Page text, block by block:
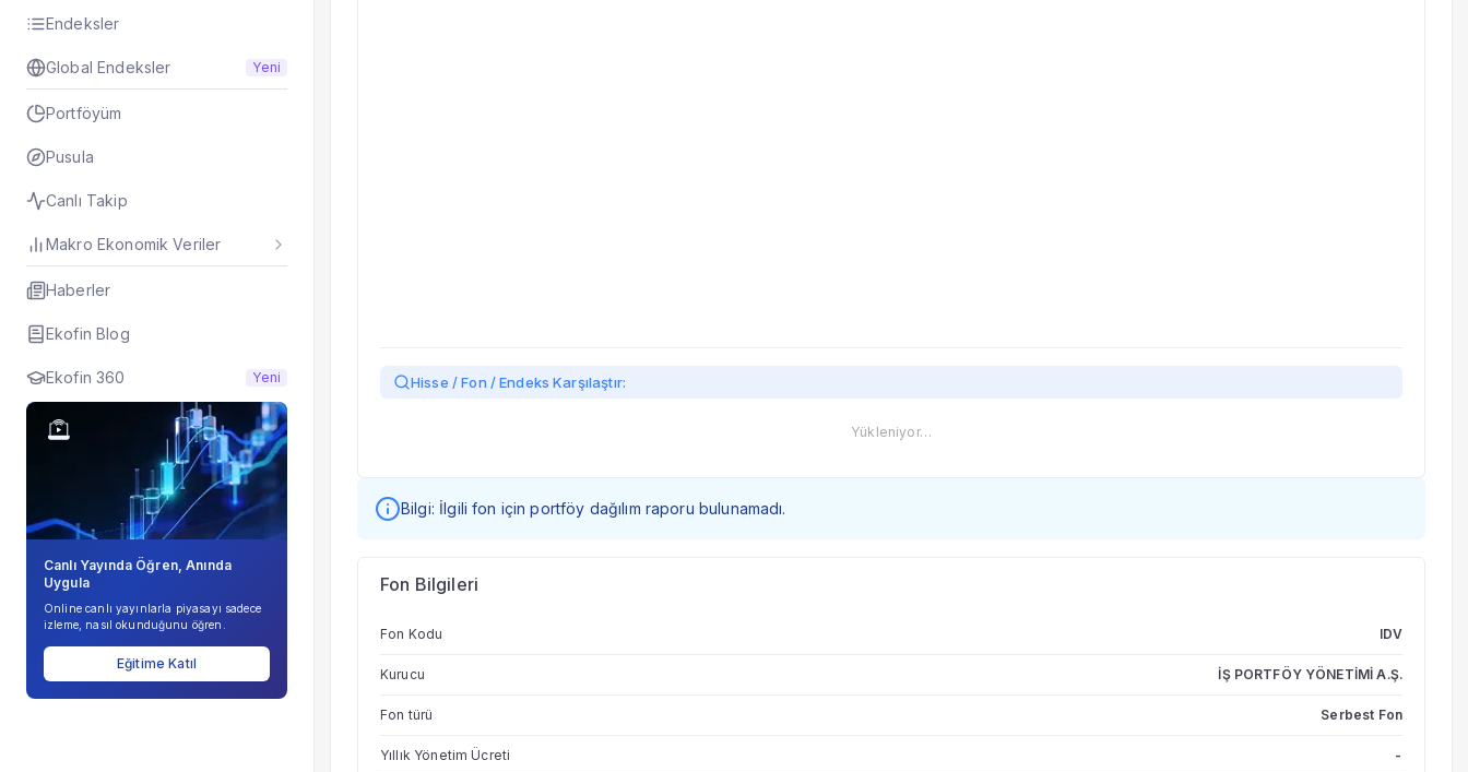
Endeksler
Global Endeksler Yeni
Portföyüm
Pusula
Canlı Takip
Makro Ekonomik Veriler
Haberler
Ekofin Blog
Ekofin 360 Yeni
Canlı Yayında Öğren, Anında
Uygula
Online canlı yayınlarla piyasayı sadece
izleme, nasıl okunduğunu öğren.
Eğitime Katıl
Hisse / Fon / Endeks Karşılaştır:
Yükleniyor…
Bilgi: İlgili fon için portföy dağılım raporu bulunamadı.
Fon Bilgileri
Fon Kodu IDV
Kurucu İŞ PORTFÖY YÖNETİMİ A.Ş.
Fon türü Serbest Fon
Yıllık Yönetim Ücreti -